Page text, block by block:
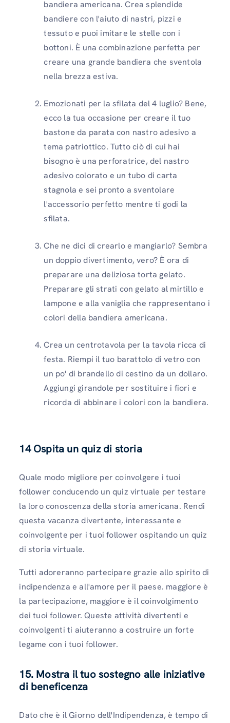
bandiera americana. Crea splendide
bandiere con l'aiuto di nastri, pizzi e
tessuto e puoi imitare le stelle con i
bottoni. È una combinazione perfetta per
creare una grande bandiera che sventola
nella brezza estiva.
Emozionati per la sfilata del 4 luglio? Bene,
ecco la tua occasione per creare il tuo
bastone da parata con nastro adesivo a
tema patriottico. Tutto ciò di cui hai
bisogno è una perforatrice, del nastro
adesivo colorato e un tubo di carta
stagnola e sei pronto a sventolare
l'accessorio perfetto mentre ti godi la
sfilata.
Che ne dici di crearlo e mangiarlo? Sembra
un doppio divertimento, vero? È ora di
preparare una deliziosa torta gelato.
Preparare gli strati con gelato al mirtillo e
lampone e alla vaniglia che rappresentano i
colori della bandiera americana.
Crea un centrotavola per la tavola ricca di
festa. Riempi il tuo barattolo di vetro con
un po' di brandello di cestino da un dollaro.
Aggiungi girandole per sostituire i fiori e
ricorda di abbinare i colori con la bandiera.
14 Ospita un quiz di storia
Quale modo migliore per coinvolgere i tuoi
follower conducendo un quiz virtuale per testare
la loro conoscenza della storia americana. Rendi
questa vacanza divertente, interessante e
coinvolgente per i tuoi follower ospitando un quiz
di storia virtuale.
Tutti adoreranno partecipare grazie allo spirito di
indipendenza e all'amore per il paese. maggiore è
la partecipazione, maggiore è il coinvolgimento
dei tuoi follower. Queste attività divertenti e
coinvolgenti ti aiuteranno a costruire un forte
legame con i tuoi follower.
15. Mostra il tuo sostegno alle iniziative
di beneficenza
Dato che è il Giorno dell'Indipendenza, è tempo di